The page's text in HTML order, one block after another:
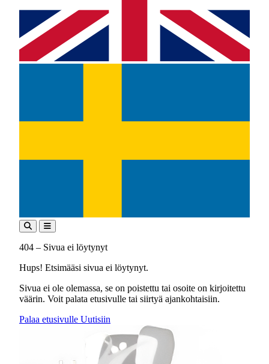
404 – Sivua ei löytynyt
Hups! Etsimääsi sivua ei löytynyt.
Sivua ei ole olemassa, se on poistettu tai osoite on kirjoitettu
väärin. Voit palata etusivulle tai siirtyä ajankohtaisiin.
Palaa etusivulle Uutisiin